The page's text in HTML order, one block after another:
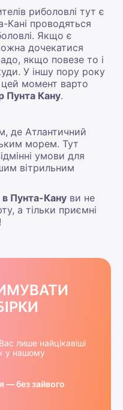
риболовлі тут є
Кані проводяться
Якщо є
дочекатися
якщо повезе то і
У іншу пору року
цей момент варто
Пунта Кану.
де Атлантичний
морем. Тут
умови для
вітрильним
Пунта-Кану ви не
а тільки приємні
лише найцікавіші
у нашому
— без зайвого